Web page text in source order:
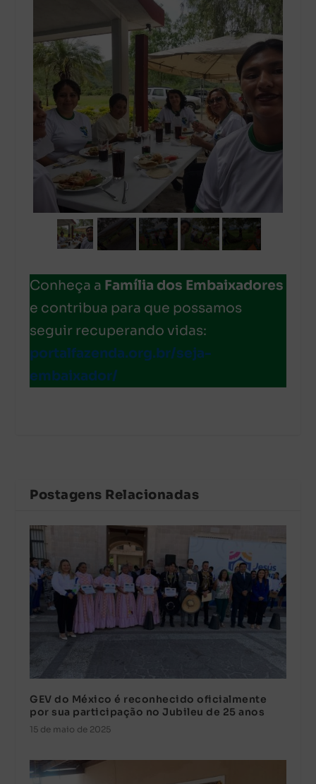
Conheça a Família dos Embaixadores
e contribua para que possamos
seguir recuperando vidas:
portalfazenda.org.br/seja-
embaixador/
Postagens Relacionadas
GEV do México é reconhecido oficialmente
por sua participação no Jubileu de 25 anos
15 de maio de 2025